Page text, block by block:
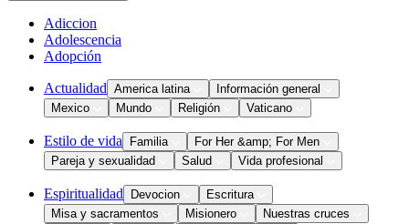
Adiccion
Adolescencia
Adopción
Actualidad America latina
Información general
Mexico
Mundo Religión Vaticano
Estilo de vida Familia
For Her &amp; For Men
Pareja y sexualidad
Salud Vida profesional
Espiritualidad Devocion
Escritura
Misa y sacramentos
Misionero
Nuestras cruces